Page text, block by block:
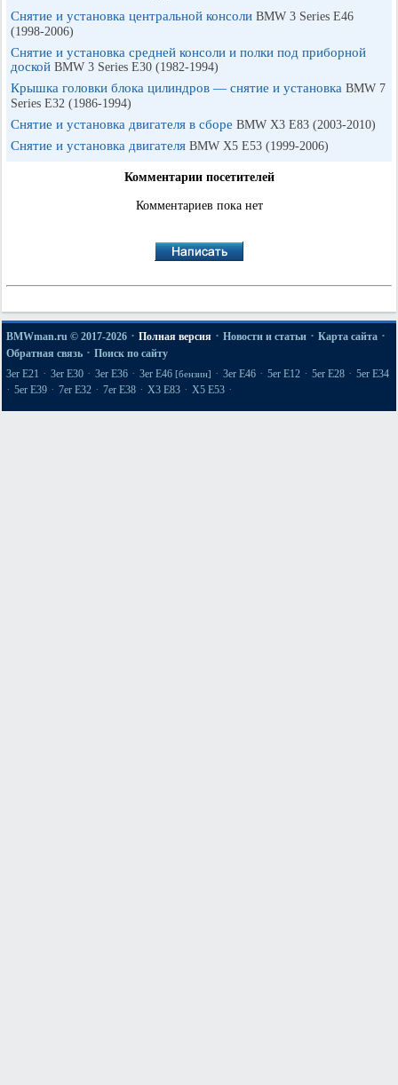
Снятие и установка центральной консоли BMW 3 Series E46
(1998-2006)
Снятие и установка средней консоли и полки под приборной
доской BMW 3 Series E30 (1982-1994)
Крышка головки блока цилиндров — снятие и установка BMW 7
Series E32 (1986-1994)
Снятие и установка двигателя в сборе BMW X3 E83 (2003-2010)
Снятие и установка двигателя BMW X5 E53 (1999-2006)
Комментарии посетителей
Комментариев пока нет
BMWman.ru © 2017-2026 · Полная версия · Новости и статьи · Карта сайта ·
Обратная связь · Поиск по сайту
3er E21 · 3er E30 · 3er E36 · 3er E46 [бензин] · 3er E46 · 5er E12 · 5er E28 · 5er E34
· 5er E39 · 7er E32 · 7er E38 · X3 E83 · X5 E53 ·